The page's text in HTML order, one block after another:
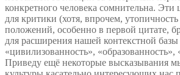
конкретного человека сомнительна.
для критики (хотя, впрочем,
положений, особенно в первой цитате,
для расширения нашей контекстной
«цивилизованность», «образованность»,
Приведу ещё некоторые высказывания